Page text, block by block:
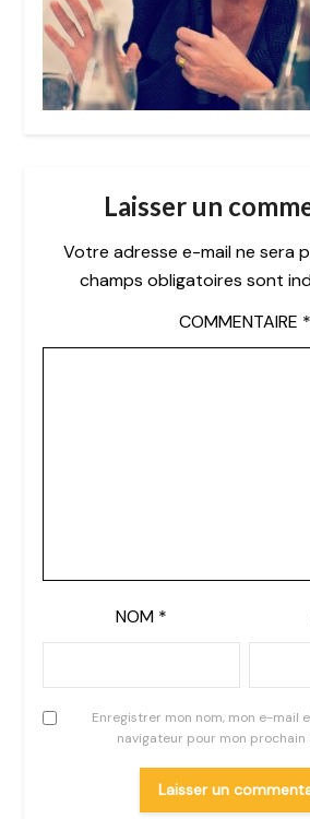
Laisser un
Votre adresse e-mail ne sera
champs obligatoires sont
COMMENTAIRE *
NOM *
Enregistrer mon nom, mon e-mail
navigateur pour mon prochain